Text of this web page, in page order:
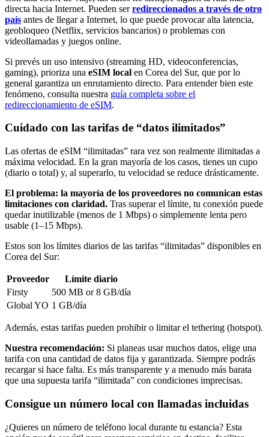
directa hacia Internet. Pueden serredireccionados a través de otro
país antes de llegar a Internet, lo que puede provocar alta latencia,
geobloqueo (Netflix, servicios bancarios) o problemas con
videollamadas y juegos online.
Si prevés un uso intensivo (streaming HD, videoconferencias,
gaming), prioriza una eSIM local en Corea del Sur, que por lo
general garantiza un enrutamiento directo. Para entender bien este
fenómeno, consulta nuestra guía completa sobre el
redireccionamiento de eSIM.
Cuidado con las tarifas de “datos ilimitados”
Las ofertas de eSIM “ilimitadas” rara vez son realmente ilimitadas a
máxima velocidad. En la gran mayoría de los casos, tienes un cupo
(diario o total) y, al superarlo, tu velocidad se reduce drásticamente.
El problema: la mayoría de los proveedores no comunican estas
limitaciones con claridad. Tras superar el límite, tu conexión puede
quedar inutilizable (menos de 1 Mbps) o simplemente lenta pero
usable (1–15 Mbps).
Estos son los límites diarios de las tarifas “ilimitadas” disponibles en
Corea del Sur:
Proveedor
Límite diario
Firsty
500 MB or 8 GB/día
Global YO 1 GB/día
Además, estas tarifas pueden prohibir o limitar el tethering (hotspot).
Nuestra recomendación: Si planeas usar muchos datos, elige una
tarifa con una cantidad de datos fija y garantizada. Siempre podrás
recargar si hace falta. Es más transparente y a menudo más barata
que una supuesta tarifa “ilimitada” con condiciones imprecisas.
Consigue un número local con llamadas incluidas
¿Quieres un número de teléfono local durante tu estancia? Esta